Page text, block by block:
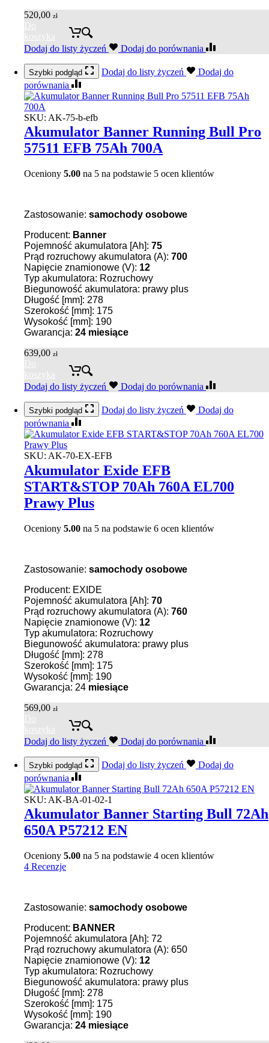
520,00 zł
Do
koszyka
Dodaj do listy życzeń
Dodaj do porównania
Szybki podgląd Dodaj do listy życzeń
Dodaj do
porównania
SKU: AK-75-b-efb
Akumulator Banner Running Bull Pro
57511 EFB 75Ah 700A
Oceniony 5.00 na 5 na podstawie 5 ocen klientów
Zastosowanie: samochody osobowe
Producent: Banner
Pojemność akumulatora [Ah]: 75
Prąd rozruchowy akumulatora (A): 700
Napięcie znamionowe (V): 12
Typ akumulatora: Rozruchowy
Biegunowość akumulatora: prawy plus
Długość [mm]: 278
Szerokość [mm]: 175
Wysokość [mm]: 190
Gwarancja: 24 miesiące
639,00 zł
Do
koszyka
Dodaj do listy życzeń
Dodaj do porównania
Szybki podgląd Dodaj do listy życzeń
Dodaj do
porównania
SKU: AK-70-EX-EFB
Akumulator Exide EFB
START&STOP 70Ah 760A EL700
Prawy Plus
Oceniony 5.00 na 5 na podstawie 6 ocen klientów
Zastosowanie: samochody osobowe
Producent: EXIDE
Pojemność akumulatora [Ah]: 70
Prąd rozruchowy akumulatora (A): 760
Napięcie znamionowe (V): 12
Typ akumulatora: Rozruchowy
Biegunowość akumulatora: prawy plus
Długość [mm]: 278
Szerokość [mm]: 175
Wysokość [mm]: 190
Gwarancja: 24 miesiące
569,00 zł
Do
koszyka
Dodaj do listy życzeń
Dodaj do porównania
Szybki podgląd Dodaj do listy życzeń
Dodaj do
porównania
SKU: AK-BA-01-02-1
Akumulator Banner Starting Bull 72Ah
650A P57212 EN
Oceniony 5.00 na 5 na podstawie 4 ocen klientów
4 Recenzje
Zastosowanie: samochody osobowe
Producent: BANNER
Pojemność akumulatora [Ah]: 72
Prąd rozruchowy akumulatora (A): 650
Napięcie znamionowe (V): 12
Typ akumulatora: Rozruchowy
Biegunowość akumulatora: prawy plus
Długość [mm]: 278
Szerokość [mm]: 175
Wysokość [mm]: 190
Gwarancja: 24 miesiące